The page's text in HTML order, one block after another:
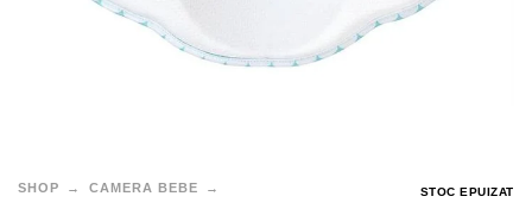
SHOP CAMERA BEBE STOC EPUIZAT